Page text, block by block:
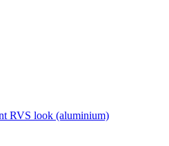
RVS look (aluminium)